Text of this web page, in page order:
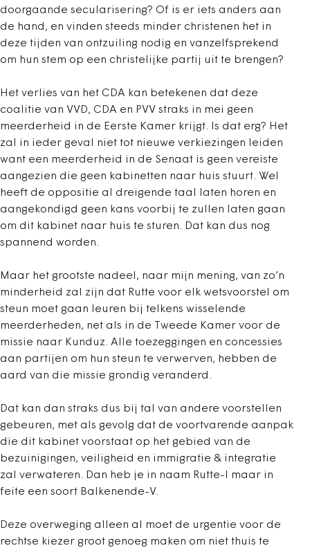
doorgaande secularisering? Of is er iets anders aan
de hand, en vinden steeds minder christenen het in
deze tijden van ontzuiling nodig en vanzelfsprekend
om hun stem op een christelijke partij uit te brengen?
Het verlies van het CDA kan betekenen dat deze
coalitie van VVD, CDA en PVV straks in mei geen
meerderheid in de Eerste Kamer krijgt. Is dat erg? Het
zal in ieder geval niet tot nieuwe verkiezingen leiden
want een meerderheid in de Senaat is geen vereiste
aangezien die geen kabinetten naar huis stuurt. Wel
heeft de oppositie al dreigende taal laten horen en
aangekondigd geen kans voorbij te zullen laten gaan
om dit kabinet naar huis te sturen. Dat kan dus nog
spannend worden.
Maar het grootste nadeel, naar mijn mening, van zo’n
minderheid zal zijn dat Rutte voor elk wetsvoorstel om
steun moet gaan leuren bij telkens wisselende
meerderheden, net als in de Tweede Kamer voor de
missie naar Kunduz. Alle toezeggingen en concessies
aan partijen om hun steun te verwerven, hebben de
aard van die missie grondig veranderd.
Dat kan dan straks dus bij tal van andere voorstellen
gebeuren, met als gevolg dat de voortvarende aanpak
die dit kabinet voorstaat op het gebied van de
bezuinigingen, veiligheid en immigratie & integratie
zal verwateren. Dan heb je in naam Rutte-I maar in
feite een soort Balkenende-V.
Deze overweging alleen al moet de urgentie voor de
rechtse kiezer groot genoeg maken om niet thuis te